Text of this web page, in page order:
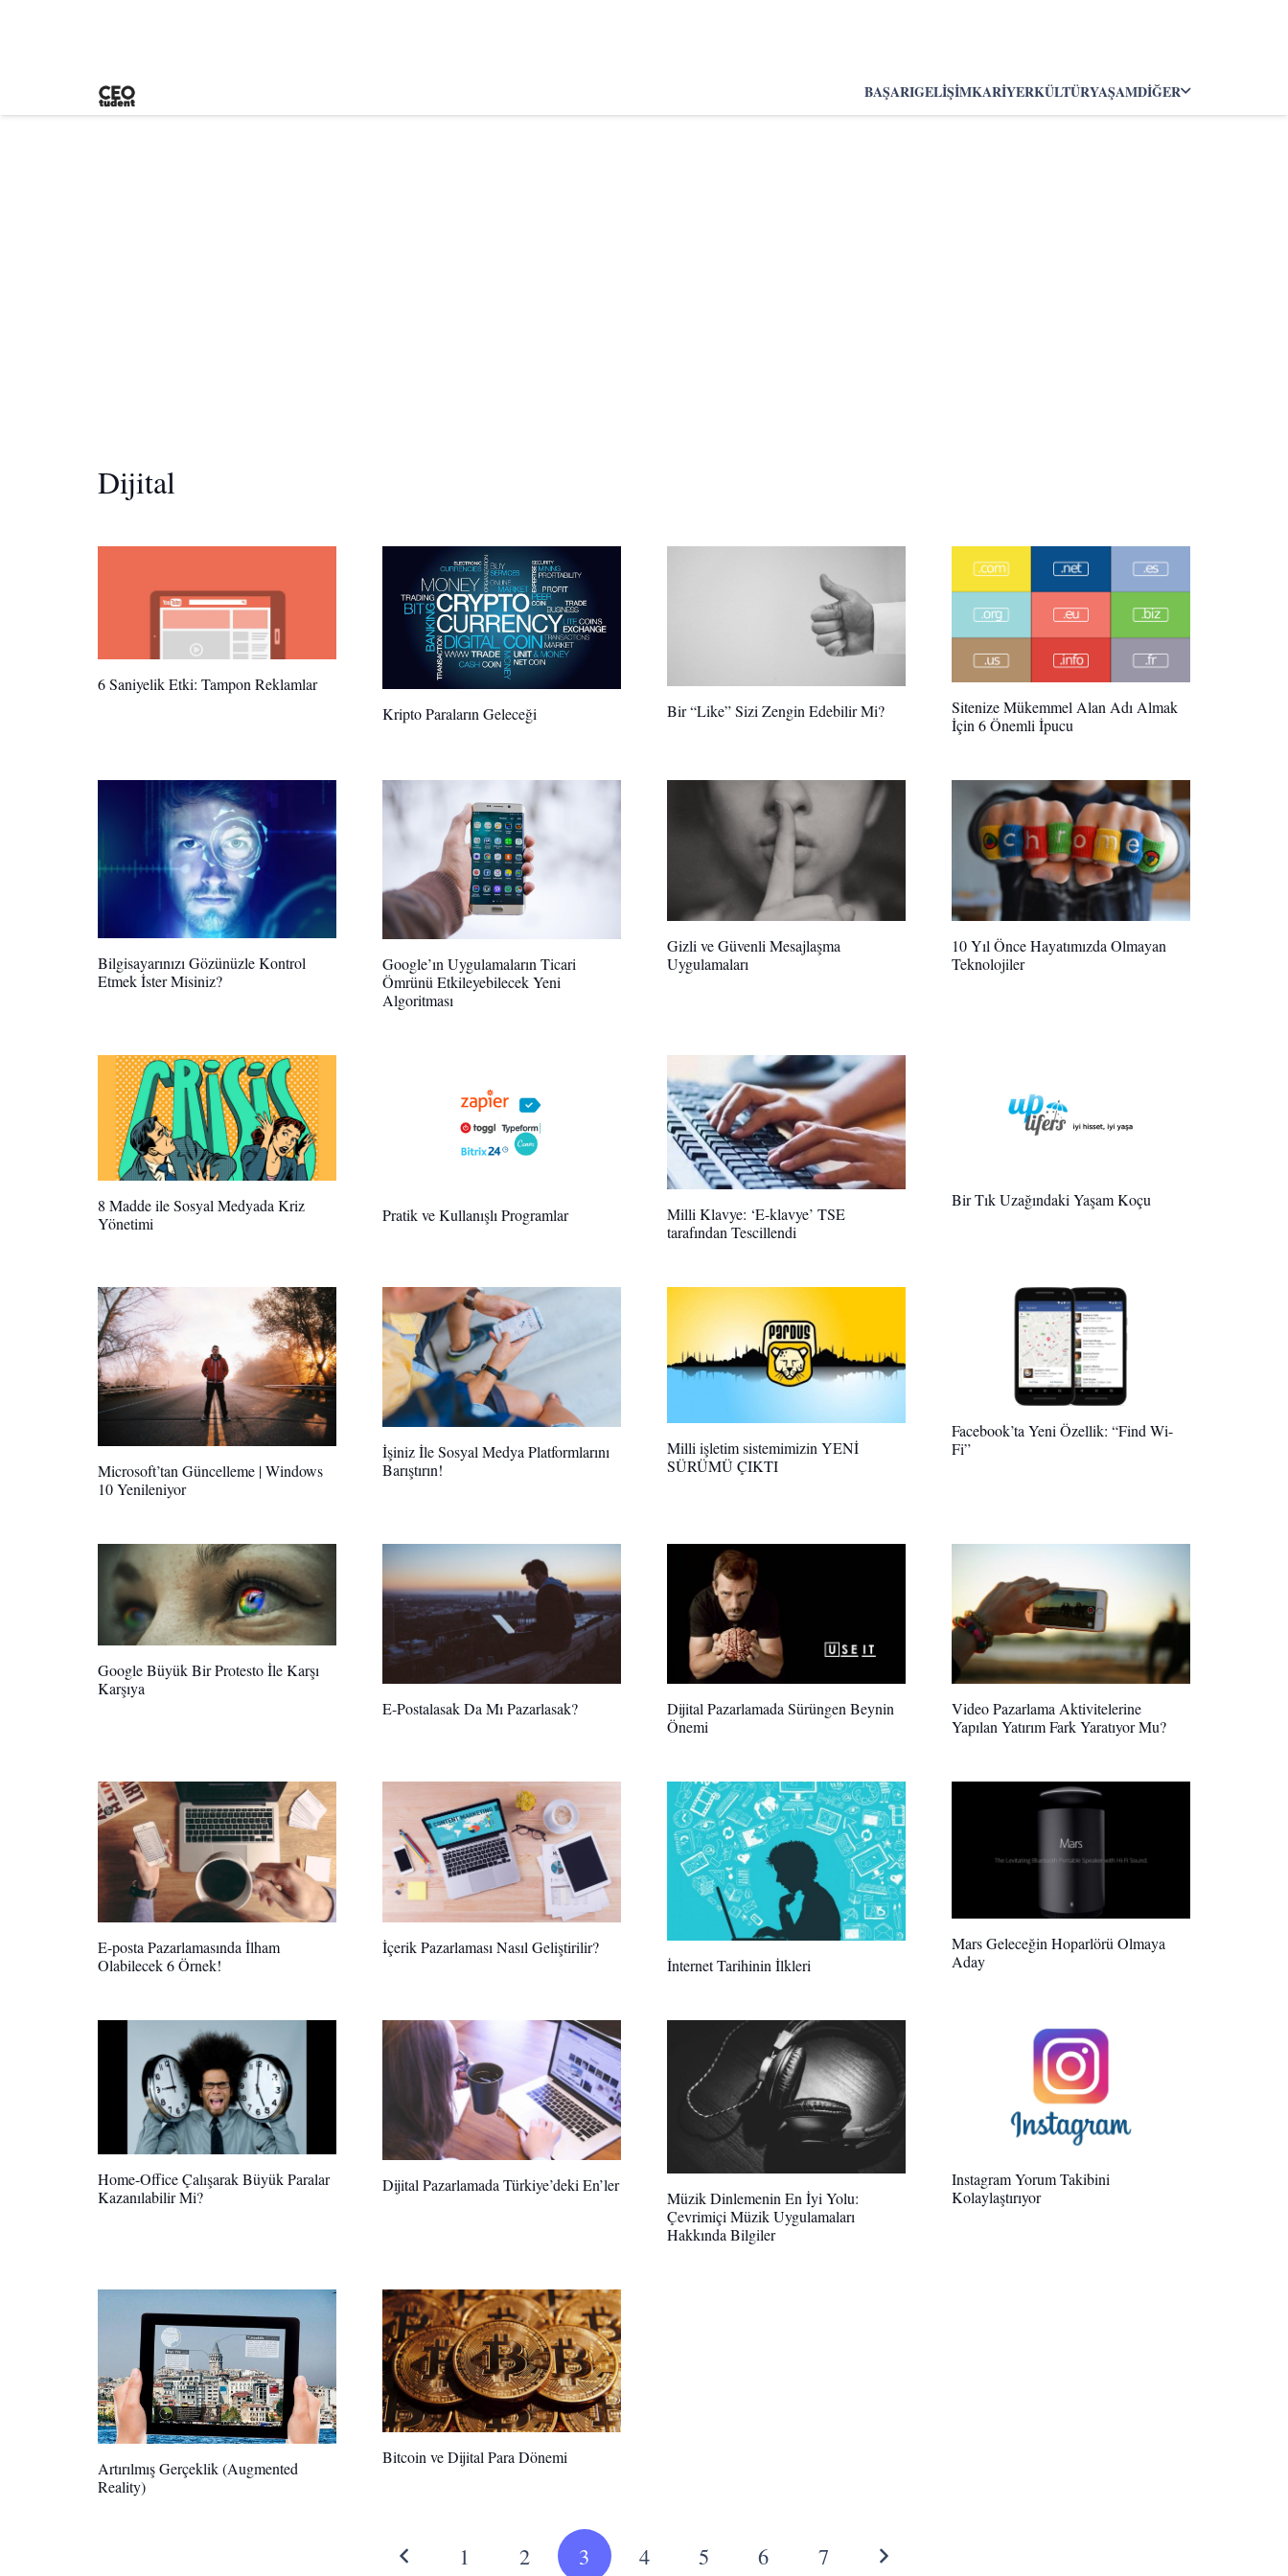
BAŞARIGELIŞIMKARIYERKÜLTÜRYAŞAMDIĞER
Dijital
6 Saniyelik Etki: Tampon Reklamlar
Kripto Paraların Geleceği
Bir “Like” Sizi Zengin Edebilir Mi?
Sitenize Mükemmel Alan Adı Almak
İçin 6 Önemli İpucu
Bilgisayarınızı Gözünüzle Kontrol
Etmek İster Misiniz?
Google’ın Uygulamaların Ticari
Ömrünü Etkileyebilecek Yeni
Algoritması
Gizli ve Güvenli Mesajlaşma
Uygulamaları
10 Yıl Önce Hayatımızda Olmayan
Teknolojiler
8 Madde ile Sosyal Medyada Kriz
Yönetimi
Pratik ve Kullanışlı Programlar
Milli Klavye: ‘E-klavye’ TSE
tarafından Tescillendi
Bir Tık Uzağındaki Yaşam Koçu
Microsoft’tan Güncelleme | Windows
10 Yenileniyor
İşiniz İle Sosyal Medya Platformlarını
Barıştırın!
Milli işletim sistemimizin YENİ
SÜRÜMÜ ÇIKTI
Facebook’ta Yeni Özellik: “Find Wi-
Fi”
Google Büyük Bir Protesto İle Karşı
Karşıya
E-Postalasak Da Mı Pazarlasak?
Dijital Pazarlamada Sürüngen Beynin
Önemi
Video Pazarlama Aktivitelerine
Yapılan Yatırım Fark Yaratıyor Mu?
E-posta Pazarlamasında İlham
Olabilecek 6 Örnek!
İçerik Pazarlaması Nasıl Geliştirilir?
İnternet Tarihinin İlkleri
Mars Geleceğin Hoparlörü Olmaya
Aday
Home-Office Çalışarak Büyük Paralar
Kazanılabilir Mi?
Dijital Pazarlamada Türkiye’deki En’ler
Müzik Dinlemenin En İyi Yolu:
Çevrimiçi Müzik Uygulamaları
Hakkında Bilgiler
Instagram Yorum Takibini
Kolaylaştırıyor
Artırılmış Gerçeklik (Augmented
Reality)
Bitcoin ve Dijital Para Dönemi
1 2 3 4 5 6 7